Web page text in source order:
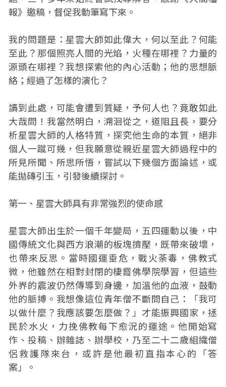
報》邀稿，督促我動筆寫下來。
我的問題是：星雲大師如此偉大，何以至此？何能
至此？那個照亮人間的光焰，火種在哪裡？力量的
源頭在哪裡？我想探索他的內心活動；他的思想脈
絡；經過了怎樣的演化？
讀到此處，可能會遭到質疑，予何人也？竟敢如此
大哉問！我當然明白，溯洄從之，道阻且長，要分
析星雲大師的人格特質，探究他生命的本質，絕非
個人一蹴可幾，但我願意從親近星雲大師過程中的
所見所聞、所思所悟，嘗試以下幾個方面論述，或
能拋磚引玉，引發後續探討。
第一、星雲大師具有非常強烈的使命感
星雲大師出生於一個千年變局，五四運動以後，中
國傳統文化與西方浪潮的板塊擠壓，既帶來破壞，
也帶來反思。當時國運垂危，戰火荼毒，佛教式
微，他雖然在相對封閉的棲霞佛學院學習，但這些
外界的震波仍然傳導到身邊，加溫他的血液，鼓動
他的脈搏。我想像這位青年僧不斷問自己：「我可
以做什麼？我應該要怎麼做？」才能振興國家，拯
民於水火，力挽佛教每下愈況的運途。他開始寫
作、投稿、辦雜誌、辦學校，乃至二十二歲組織僧
侶救護隊來台，或許是他最初直指本心的「答
案」。